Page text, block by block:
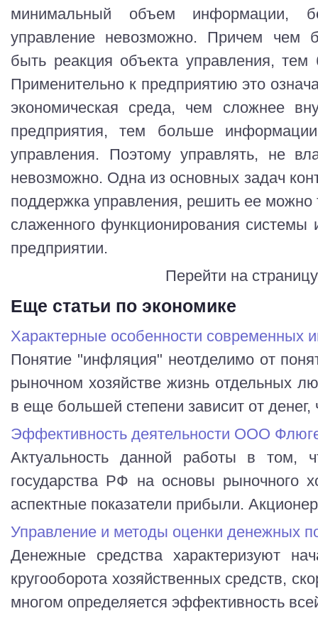
минимальный объем информации,
управление невозможно. Причем чем
быть реакция объекта управления,
Применительно к предприятию это
экономическая среда, чем сложнее
предприятия, тем больше
управления. Поэтому управлять, не
невозможно. Одна из основных задач
поддержка управления, решить ее можно
слаженного функционирования
предприятии.
Перейти на
Еще статьи по экономике
Характерные особенности современных
Понятие "инфляция" неотделимо от
рыночном хозяйстве жизнь отдельных
в еще большей степени зависит от денег,
Эффективность деятельности ООО
Актуальность данной работы в том,
государства РФ на основы рыночного
аспектные показатели прибыли.
Управление и методы оценки денежных
Денежные средства характеризуют
кругооборота хозяйственных средств,
многом определяется эффективность